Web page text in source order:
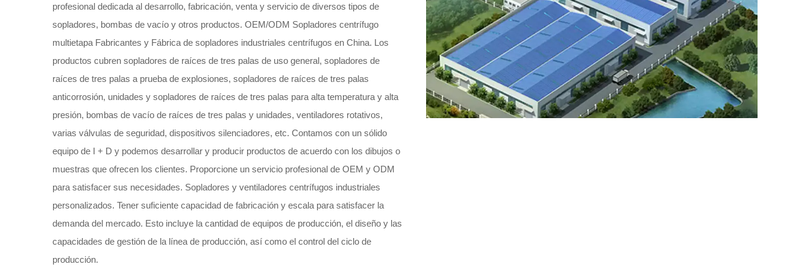
profesional dedicada al desarrollo, fabricación, venta y servicio de diversos tipos de
sopladores, bombas de vacío y otros productos. OEM/ODM Sopladores centrífugo
multietapa Fabricantes y Fábrica de sopladores industriales centrífugos en China. Los
productos cubren sopladores de raíces de tres palas de uso general, sopladores de
raíces de tres palas a prueba de explosiones, sopladores de raíces de tres palas
anticorrosión, unidades y sopladores de raíces de tres palas para alta temperatura y alta
presión, bombas de vacío de raíces de tres palas y unidades, ventiladores rotativos,
varias válvulas de seguridad, dispositivos silenciadores, etc. Contamos con un sólido
equipo de I + D y podemos desarrollar y producir productos de acuerdo con los dibujos o
muestras que ofrecen los clientes. Proporcione un servicio profesional de OEM y ODM
para satisfacer sus necesidades. Sopladores y ventiladores centrífugos industriales
personalizados. Tener suficiente capacidad de fabricación y escala para satisfacer la
demanda del mercado. Esto incluye la cantidad de equipos de producción, el diseño y las
capacidades de gestión de la línea de producción, así como el control del ciclo de
producción.